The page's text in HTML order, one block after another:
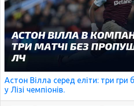
Астон Вілла серед еліти: три гри
у Лізі чемпіонів.